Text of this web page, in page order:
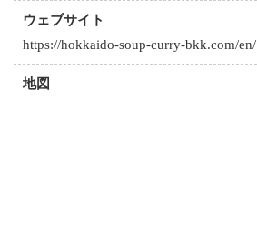
ウェブサイト
https://hokkaido-soup-curry-bkk.com/en/
地図